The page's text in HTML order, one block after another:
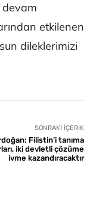
devam
etkilenen
dileklerimizi
SONRAKI İÇERIK
Filistin’i tanıma
iki devletli çözüme
ivme kazandıracaktır